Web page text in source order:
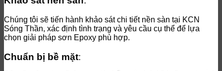
Chúng tôi sẽ tiến hành khảo sát chi tiết nền sàn tại KCN
Sóng Thần, xác định tình trạng và yêu cầu cụ thể để lựa
chọn giải pháp sơn Epoxy phù hợp.
Chuẩn bị bề mặt: